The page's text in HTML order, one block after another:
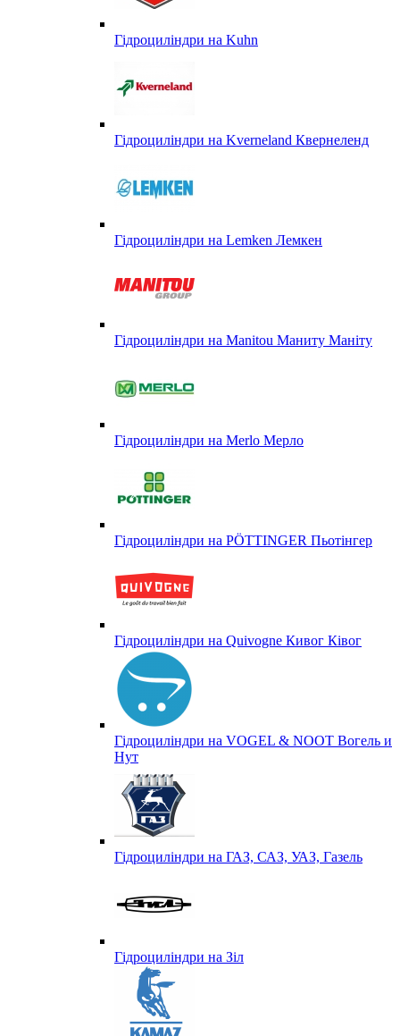
Гідроциліндри на Kuhn
Гідроциліндри на Kverneland Квернеленд
Гідроциліндри на Lemken Лемкен
Гідроциліндри на Manitou Маниту Маніту
Гідроциліндри на Merlo Мерло
Гідроциліндри на PÖTTINGER Пьотінгер
Гідроциліндри на Quivogne Кивог Ківог
Гідроциліндри на VOGEL & NOOT Вогель и
Нут
Гідроциліндри на ГАЗ, САЗ, УАЗ, Газель
Гідроциліндри на Зіл